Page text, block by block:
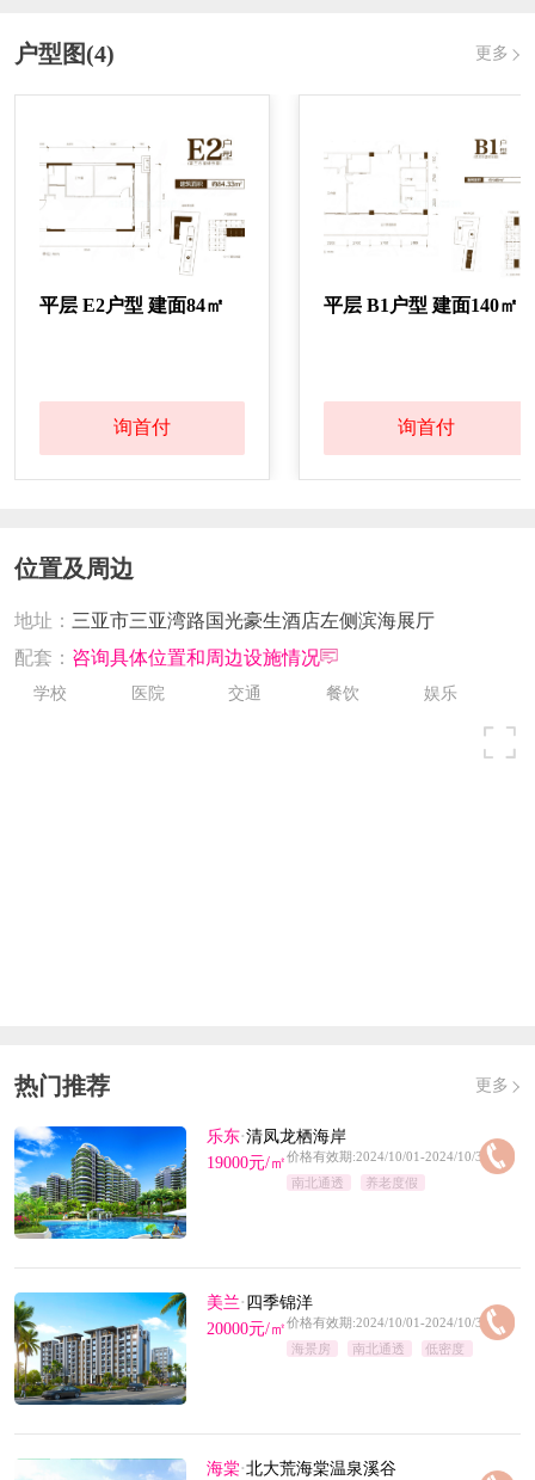
户型图(4) 更多
平层 E2户型 建面84㎡
询首付
平层 B1户型 建面140㎡
询首付
位置及周边
地址： 三亚市三亚湾路国光豪生酒店左侧滨海展厅
配套： 咨询具体位置和周边设施情况
学校 医院 交通 餐饮 娱乐
热门推荐 更多
乐东·清凤龙栖海岸
19000元/㎡价格有效期:2024/10/01-2024/10/31
南北通透
养老度假
美兰· 四季锦洋
20000元/㎡价格有效期:2024/10/01-2024/10/31
海景房
南北通透 低密度
海棠·北大荒海棠温泉溪谷